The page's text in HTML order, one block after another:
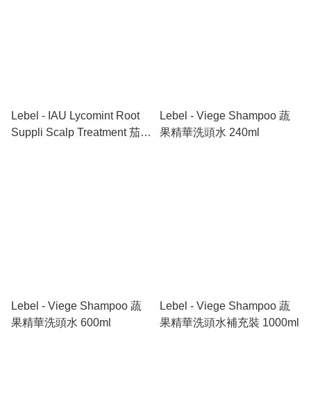
Lebel - IAU Lycomint Root
Suppli Scalp Treatment 茄紅
Lebel - Viege Shampoo 蔬
果精華洗頭水 240ml
Lebel - Viege Shampoo 蔬
果精華洗頭水 600ml
Lebel - Viege Shampoo 蔬
果精華洗頭水補充裝 1000ml